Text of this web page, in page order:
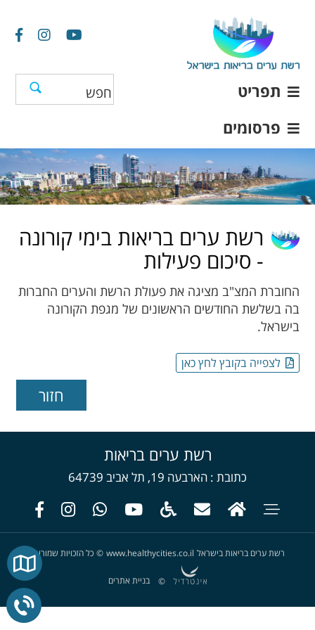
תפריט
פרסומים
רשת ערים בריאות בימי קורונה
- סיכום פעילות
החוברת המצ"ב מציגה את פעולת הרשת והערים החברות
בה בשלשת החודשים הראשונים של מגפת הקורונה
בישראל.
לצפייה בקובץ לחץ כאן
רשת ערים בריאות
כתובת הארבעה 19, תל אביב 64739
רשת ערים בריאות בישראל www.healthycities.co.il
© כל הזכויות שמורות
© בניית אתרים